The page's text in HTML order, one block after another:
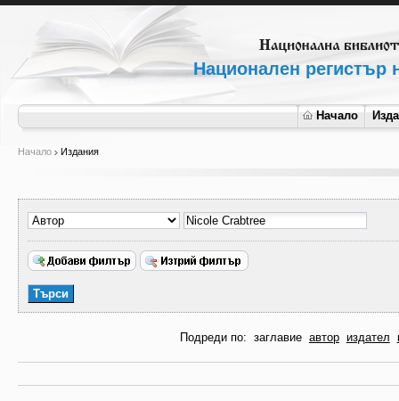
Национален регистър
Начало
Начало Издания
Подреди по: заглавие автор издател